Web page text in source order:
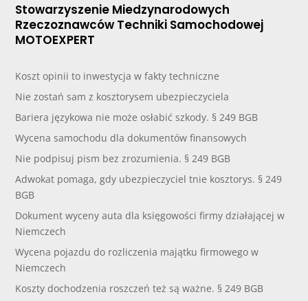
Stowarzyszenie Miedzynarodowych
Rzeczoznawców Techniki Samochodowej
MOTOEXPERT
Koszt opinii to inwestycja w fakty techniczne
Nie zostań sam z kosztorysem ubezpieczyciela
Bariera językowa nie może osłabić szkody. § 249 BGB
Wycena samochodu dla dokumentów finansowych
Nie podpisuj pism bez zrozumienia. § 249 BGB
Adwokat pomaga, gdy ubezpieczyciel tnie kosztorys. § 249
BGB
Dokument wyceny auta dla księgowości firmy działającej w
Niemczech
Wycena pojazdu do rozliczenia majątku firmowego w
Niemczech
Koszty dochodzenia roszczeń też są ważne. § 249 BGB